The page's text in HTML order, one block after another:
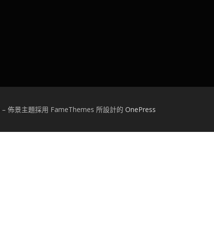
– 佈景主題採用 FameThemes 所設計的 OnePress